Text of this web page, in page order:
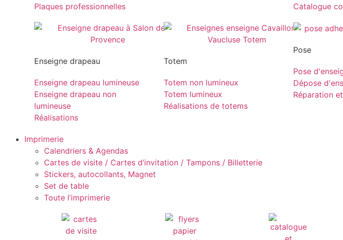
Plaques professionnelles
Catalogue
Enseigne drapeau
Enseigne drapeau lumineuse
Enseigne drapeau non
lumineuse
Réalisations
Totem
Totem non lumineux
Totem lumineux
Réalisations de totems
Pose
Pose
Dépose
Réparation
Imprimerie
Calendriers & Agendas
Cartes de visite / Cartes d’invitation / Tampons / Billetterie
Stickers, autocollants, Magnet
Set de table
Toute l’imprimerie